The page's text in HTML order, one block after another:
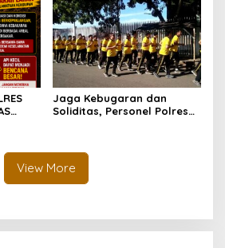
Lalu Lintas
Jaga Kebugaran dan
Soliditas, Personel Polres
View More